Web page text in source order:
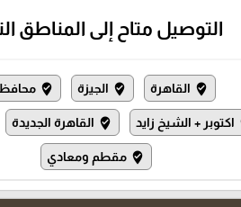
التوصيل متاح إلى المناطق
where_to_vote القاهرة where_to_vote الجيزة where_to_vote
اكتوبر + الشيخ زايد where_to_vote القاهرة الجديدة
where_to_vote مقطم ومعادي